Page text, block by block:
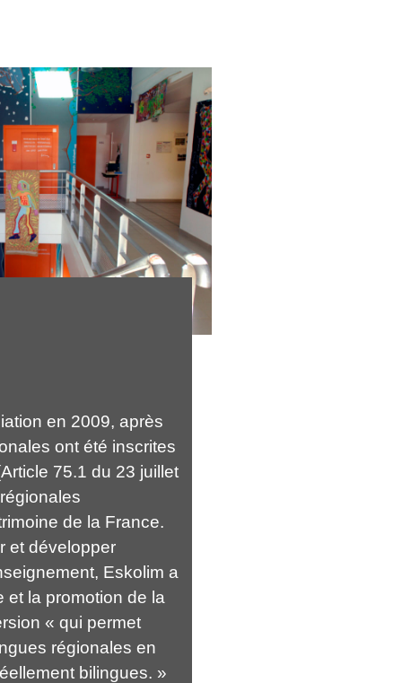
en 2009, après
ont été inscrites
75.1 du 23 juillet
de la France.
et développer
Eskolim a
et la promotion de la
« qui permet
régionales en
bilingues. »